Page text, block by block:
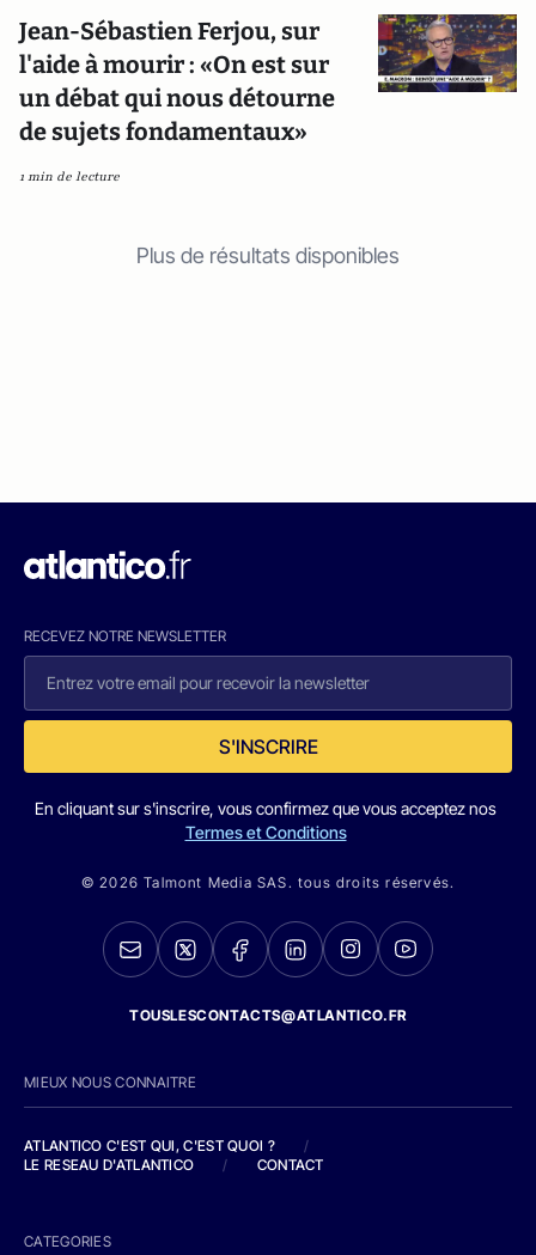
Jean-Sébastien Ferjou, sur
l'aide à mourir : «On est sur
un débat qui nous détourne
de sujets fondamentaux»
1 min de lecture
Plus de résultats disponibles
RECEVEZ NOTRE NEWSLETTER
S'INSCRIRE
En cliquant sur s'inscrire, vous confirmez que vous acceptez nos
Termes et Conditions
© 2026 Talmont Media SAS. tous droits réservés.
TOUSLESCONTACTS@ATLANTICO.FR
MIEUX NOUS CONNAITRE
ATLANTICO C'EST QUI, C'EST QUOI ?
/
LE RESEAU D'ATLANTICO
/ CONTACT
CATEGORIES